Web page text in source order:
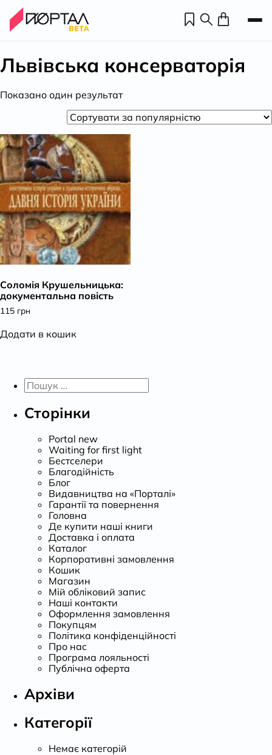
Львівська консерваторія
Показано один результат
Соломія Крушельницька:
документальна повість
115 грн
Додати в кошик
Пошук:
Сторінки
Portal new
Waiting for first light
Бестселери
Благодійність
Блог
Видавництва на «Порталі»
Гарантії та повернення
Головна
Де купити наші книги
Доставка і оплата
Каталог
Корпоративні замовлення
Кошик
Магазин
Мій обліковий запис
Наші контакти
Оформлення замовлення
Покупцям
Політика конфіденційності
Про нас
Програма лояльності
Публічна оферта
Архіви
Категорії
Немає категорій